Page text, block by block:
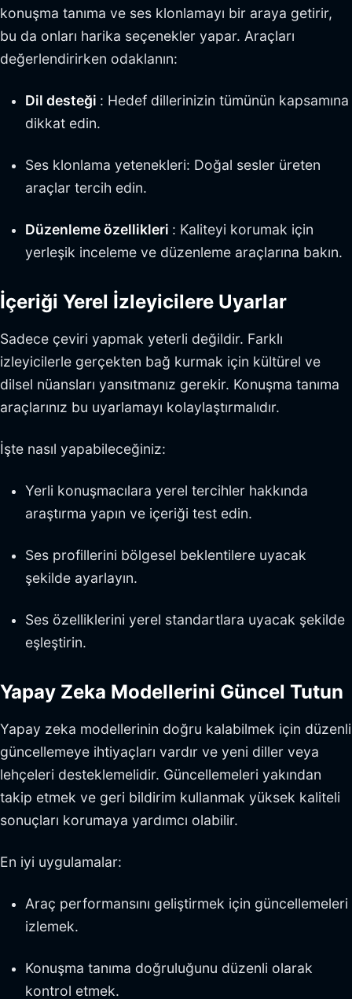
konuşma tanıma ve ses klonlamayı bir araya getirir,
bu da onları harika seçenekler yapar. Araçları
değerlendirirken odaklanın:
Dil desteği : Hedef dillerinizin tümünün kapsamına
dikkat edin.
Ses klonlama yetenekleri: Doğal sesler üreten
araçlar tercih edin.
Düzenleme özellikleri : Kaliteyi korumak için
yerleşik inceleme ve düzenleme araçlarına bakın.
İçeriği Yerel İzleyicilere Uyarlar
Sadece çeviri yapmak yeterli değildir. Farklı
izleyicilerle gerçekten bağ kurmak için kültürel ve
dilsel nüansları yansıtmanız gerekir. Konuşma tanıma
araçlarınız bu uyarlamayı kolaylaştırmalıdır.
İşte nasıl yapabileceğiniz:
Yerli konuşmacılara yerel tercihler hakkında
araştırma yapın ve içeriği test edin.
Ses profillerini bölgesel beklentilere uyacak
şekilde ayarlayın.
Ses özelliklerini yerel standartlara uyacak şekilde
eşleştirin.
Yapay Zeka Modellerini Güncel Tutun
Yapay zeka modellerinin doğru kalabilmek için düzenli
güncellemeye ihtiyaçları vardır ve yeni diller veya
lehçeleri desteklemelidir. Güncellemeleri yakından
takip etmek ve geri bildirim kullanmak yüksek kaliteli
sonuçları korumaya yardımcı olabilir.
En iyi uygulamalar:
Araç performansını geliştirmek için güncellemeleri
izlemek.
Konuşma tanıma doğruluğunu düzenli olarak
kontrol etmek.